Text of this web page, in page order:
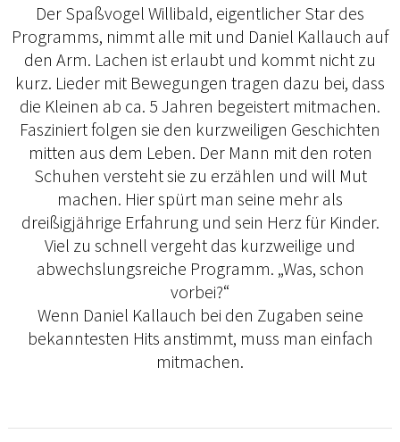
Der Spaßvogel Willibald, eigentlicher Star des
Programms, nimmt alle mit und Daniel Kallauch auf
den Arm. Lachen ist erlaubt und kommt nicht zu
kurz. Lieder mit Bewegungen tragen dazu bei, dass
die Kleinen ab ca. 5 Jahren begeistert mitmachen.
Fasziniert folgen sie den kurzweiligen Geschichten
mitten aus dem Leben. Der Mann mit den roten
Schuhen versteht sie zu erzählen und will Mut
machen. Hier spürt man seine mehr als
dreißigjährige Erfahrung und sein Herz für Kinder.
Viel zu schnell vergeht das kurzweilige und
abwechslungsreiche Programm. „Was, schon
vorbei?“
Wenn Daniel Kallauch bei den Zugaben seine
bekanntesten Hits anstimmt, muss man einfach
mitmachen.